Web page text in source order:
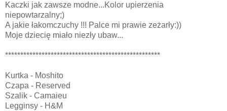
Kaczki jak zawsze modne...Kolor upierzenia
niepowtarzalny;)
A jakie łakomczuchy !!! Palce mi prawie zeżarły:))
Moje dziecię miało niezły ubaw...
***************************************************
Kurtka - Moshito
Czapa - Reserved
Szalik - Camaieu
Legginsy - H&M